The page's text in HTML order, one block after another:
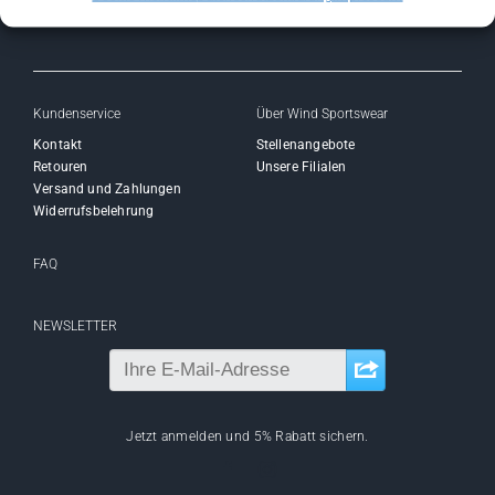
Kundenservice
Kontakt
Retouren
Versand und Zahlungen
Widerrufsbelehrung
Über Wind Sportswear
Stellenangebote
Unsere Filialen
FAQ
NEWSLETTER
Jetzt anmelden und 5% Rabatt sichern.